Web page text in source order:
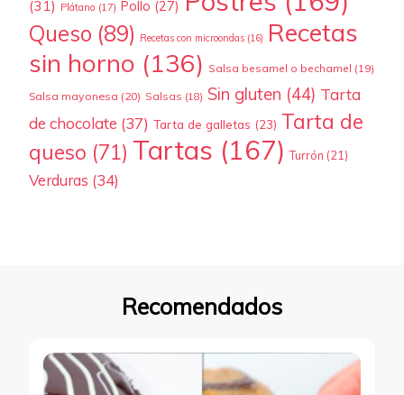
(31) Plátano (17) Pollo (27)
Queso (89) Recetas con microondas (16) Recetas
sin horno (136) Salsa besamel o bechamel (19)
Salsa mayonesa (20) Salsas (18) Sin gluten (44) Tarta
de chocolate (37) Tarta de galletas (23) Tarta de
queso (71) Tartas (167) Turrón (21)
Verduras (34)
Recomendados